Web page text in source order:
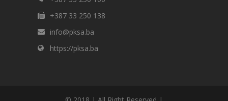
+387 33 250 138
info@pksa.ba
https://pksa.ba